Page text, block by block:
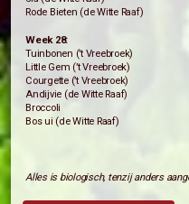
Week 29:
Paksoi (’t Vreebroek)
Regenboog bospeen (’t
Rode Bieten (de Witte Raaf)